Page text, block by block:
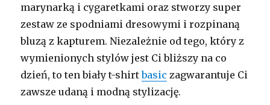
marynarką i cygaretkami oraz stworzy super
zestaw ze spodniami dresowymi i rozpinaną
bluzą z kapturem. Niezależnie od tego, który z
wymienionych stylów jest Ci bliższy na co
dzień, to ten biały t-shirtbasic zagwarantuje Ci
zawsze udaną i modną stylizację.